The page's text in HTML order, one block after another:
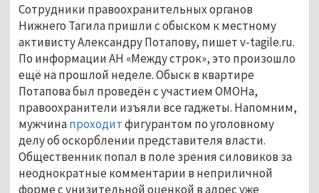
Сотрудники правоохранительных органов
Нижнего Тагила пришли с обыском к местному
активисту Александру Потапову, пишет v-tagile.ru.
По информации АН «Между строк», это произошло
ещё на прошлой неделе. Обыск в квартире
Потапова был проведён с участием ОМОНа,
правоохранители изъяли все гаджеты. Напомним,
мужчинапроходитфигурантом по уголовному
делу об оскорблении представителя власти.
Общественник попал в поле зрения силовиков за
неоднократные комментарии в неприличной
форме с унизительной оценкой в адрес уже